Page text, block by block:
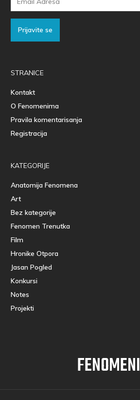
Prijavite se
STRANICE
Kontakt
O Fenomenima
Pravila komentarisanja
Registracija
KATEGORIJE
Anatomija Fenomena
Art
Bez kategorije
Fenomen Trenutka
Film
Hronike Otpora
Jasan Pogled
Konkursi
Notes
Projekti
FENOMENI